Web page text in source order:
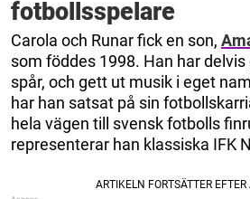
fotbollsspelare
Carola och Runar fick en son,
som föddes 1998. Han har
spår, och gett ut musik i eget
har han satsat på sin
hela vägen till svensk fotbolls
representerar han klassiska IFK